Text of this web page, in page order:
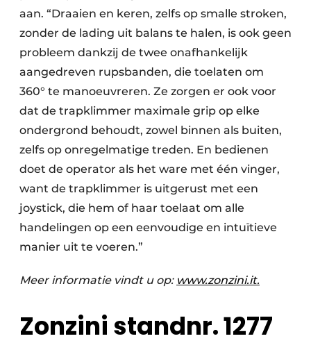
aan. “Draaien en keren, zelfs op smalle stroken,
zonder de lading uit balans te halen, is ook geen
probleem dankzij de twee onafhankelijk
aangedreven rupsbanden, die toelaten om
360° te manoeuvreren. Ze zorgen er ook voor
dat de trapklimmer maximale grip op elke
ondergrond behoudt, zowel binnen als buiten,
zelfs op onregelmatige treden. En bedienen
doet de operator als het ware met één vinger,
want de trapklimmer is uitgerust met een
joystick, die hem of haar toelaat om alle
handelingen op een eenvoudige en intuïtieve
manier uit te voeren.”
Meer informatie vindt u op: www.zonzini.it.
Zonzini standnr.1277